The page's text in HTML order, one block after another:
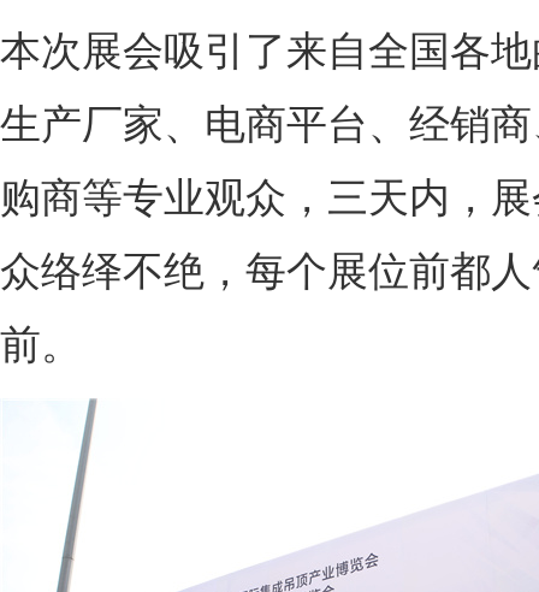
本次展会吸引了来自全国各
生产厂家、电商平台、经销
购商等专业观众，三天内，
众络绎不绝，每个展位前都
前。